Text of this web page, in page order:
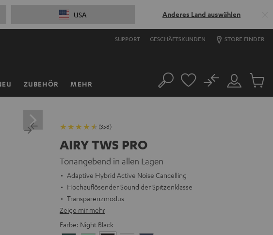
USA Anderes Land auswählen
SUPPORT GESCHÄFTSKUNDEN STORE FINDER
ZUBEHÖR MEHR Suche
Mein
Konto
No
Artikel
(358)
AIRY TWS PRO
Tonangebend in allen Lagen
Adaptive Hybrid Active Noise Cancelling
Hochauflösender Sound der Spitzenklasse
Transparenzmodus
Zeige mir mehr
Farbe: Night Black